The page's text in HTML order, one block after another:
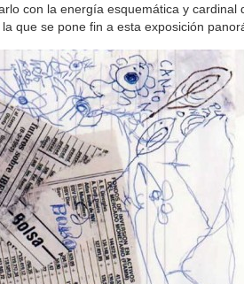
con la energía esquemática y
que se pone fin a esta exposición